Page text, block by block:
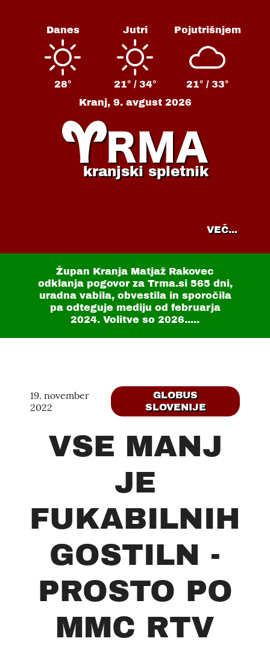
Danes
28°
Jutri
21° / 34°
Pojutrišnjem
21° / 33°
Kranj, 9. avgust 2026
kranjski spletnik
VEČ...
Župan Kranja Matjaž Rakovec
odklanja pogovor za Trma.si 565 dni,
uradna vabila, obvestila in sporočila
pa odteguje mediju od februarja
2024. Volitve so 2026.....
19. november
2022
GLOBUS
SLOVENIJE
VSE MANJ
JE
FUKABILNIH
GOSTILN -
PROSTO PO
MMC RTV